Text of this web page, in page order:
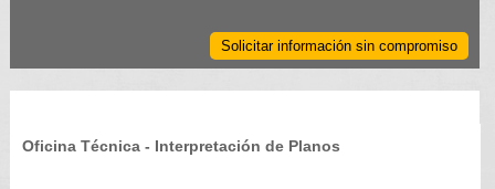
Solicitar información sin compromiso
Oficina Técnica - Interpretación de Planos